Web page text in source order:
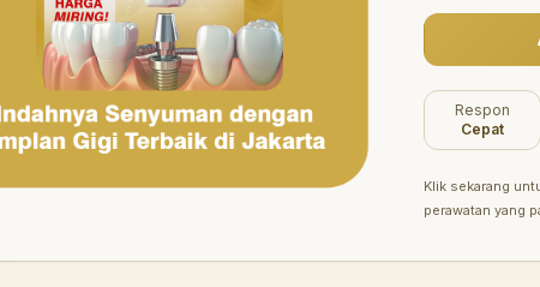
Belum ada promo tersedia saat
Respon
Cepat
Klik sekarang
perawatan yang